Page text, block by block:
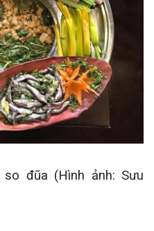
đũa (Hình ảnh: Sưu